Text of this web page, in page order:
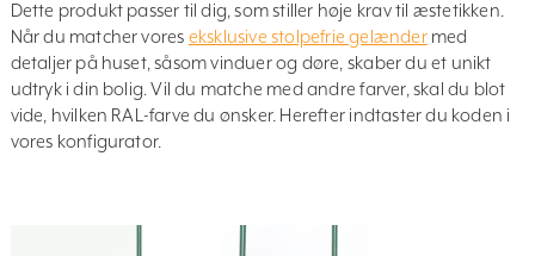
Dette produkt passer til dig, som stiller høje krav til æstetikken.
Når du matcher vores eksklusive stolpefrie gelændermed
detaljer på huset, såsom vinduer og døre, skaber du et unikt
udtryk i din bolig. Vil du matche med andre farver, skal du blot
vide, hvilken RAL-farve du ønsker. Herefter indtaster du koden i
vores konfigurator.